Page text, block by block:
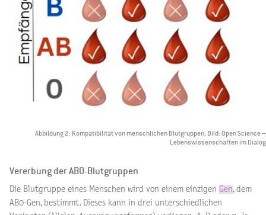
Abbildung 2: Kompatibilität von menschlichen Blutgruppen, Bild: Open Science –
Lebenswissenschaften im Dialog
Vererbung der AB0-Blutgruppen
Die Blutgruppe eines Menschen wird von einem einzigen Gen, dem
AB0-Gen, bestimmt. Dieses kann in drei unterschiedlichen